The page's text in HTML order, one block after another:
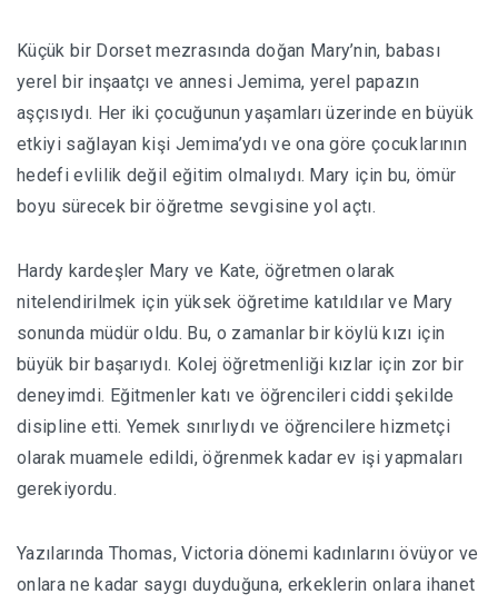
Küçük bir Dorset mezrasında doğan Mary’nin, babası
yerel bir inşaatçı ve annesi Jemima, yerel papazın
aşçısıydı. Her iki çocuğunun yaşamları üzerinde en büyük
etkiyi sağlayan kişi Jemima’ydı ve ona göre çocuklarının
hedefi evlilik değil eğitim olmalıydı. Mary için bu, ömür
boyu sürecek bir öğretme sevgisine yol açtı.
Hardy kardeşler Mary ve Kate, öğretmen olarak
nitelendirilmek için yüksek öğretime katıldılar ve Mary
sonunda müdür oldu. Bu, o zamanlar bir köylü kızı için
büyük bir başarıydı. Kolej öğretmenliği kızlar için zor bir
deneyimdi. Eğitmenler katı ve öğrencileri ciddi şekilde
disipline etti. Yemek sınırlıydı ve öğrencilere hizmetçi
olarak muamele edildi, öğrenmek kadar ev işi yapmaları
gerekiyordu.
Yazılarında Thomas, Victoria dönemi kadınlarını övüyor ve
onlara ne kadar saygı duyduğuna, erkeklerin onlara ihanet